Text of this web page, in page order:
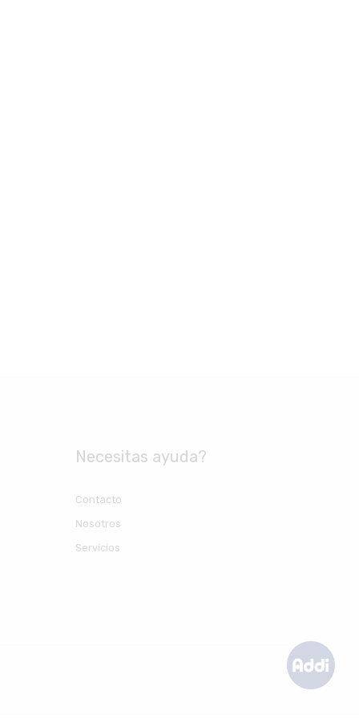
Necesitas ayuda?
Contacto
Nosotros
Servicios